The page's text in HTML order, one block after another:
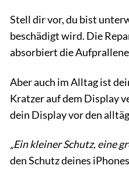
Stell dir vor, du bist
beschädigt wird. Die
absorbiert die
Aber auch im Alltag ist
Kratzer auf dem Display
dein Display vor den
„Ein kleiner Schutz, eine
den Schutz deines